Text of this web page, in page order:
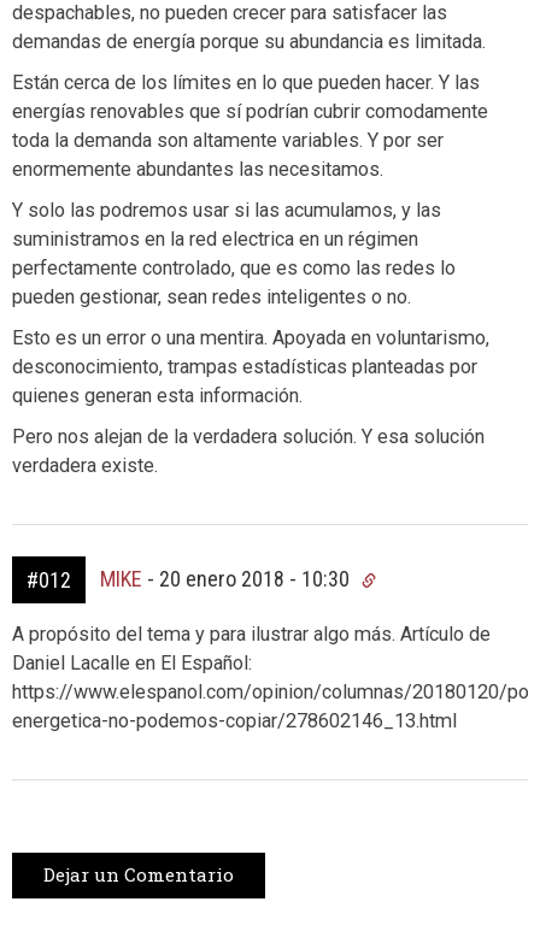
despachables, no pueden crecer para satisfacer las
demandas de energía porque su abundancia es limitada.
Están cerca de los límites en lo que pueden hacer. Y las
energías renovables que sí podrían cubrir comodamente
toda la demanda son altamente variables. Y por ser
enormemente abundantes las necesitamos.
Y solo las podremos usar si las acumulamos, y las
suministramos en la red electrica en un régimen
perfectamente controlado, que es como las redes lo
pueden gestionar, sean redes inteligentes o no.
Esto es un error o una mentira. Apoyada en voluntarismo,
desconocimiento, trampas estadísticas planteadas por
quienes generan esta información.
Pero nos alejan de la verdadera solución. Y esa solución
verdadera existe.
#012 MIKE - 20 enero 2018 - 10:30
A propósito del tema y para ilustrar algo más. Artículo de
Daniel Lacalle en El Español:
https://www.elespanol.com/opinion/columnas/20180120/
energetica-no-podemos-copiar/278602146_13.html
Dejar un Comentario